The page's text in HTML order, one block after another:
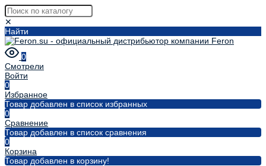
✕
Найти
0
Смотрели
Войти
0
Избранное
Товар добавлен в список избранных
0
Сравнение
Товар добавлен в список сравнения
0
Корзина
Товар добавлен в корзину!